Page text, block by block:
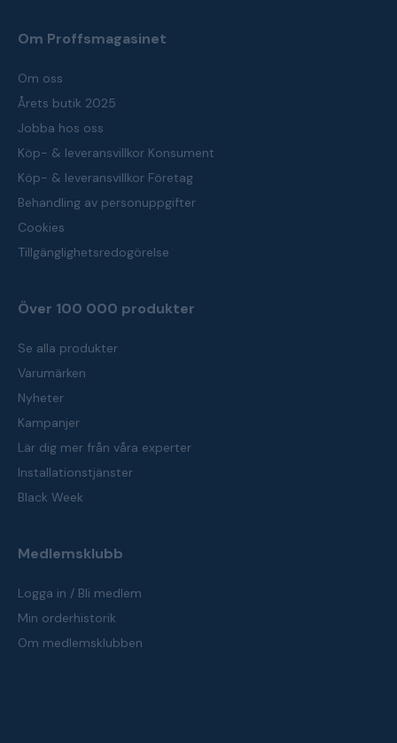
Om Proffsmagasinet
Om oss
Årets butik 2025
Jobba hos oss
Köp- & leveransvillkor Konsument
Köp- & leveransvillkor Företag
Behandling av personuppgifter
Cookies
Tillgänglighetsredogörelse
Över 100 000 produkter
Se alla produkter
Varumärken
Nyheter
Kampanjer
Lär dig mer från våra experter
Installationstjänster
Black Week
Medlemsklubb
Logga in / Bli medlem
Min orderhistorik
Om medlemsklubben